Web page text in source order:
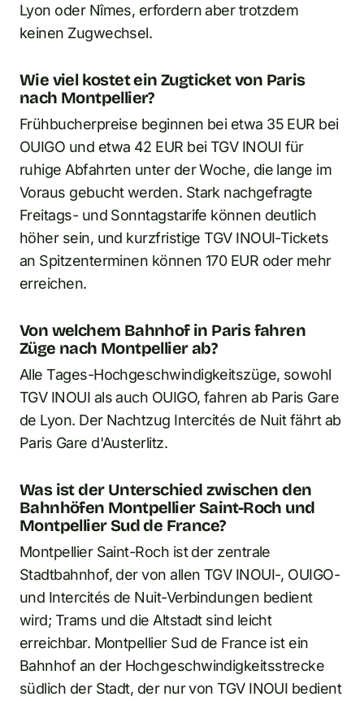
Lyon oder Nîmes, erfordern aber trotzdem
keinen Zugwechsel.
Wie viel kostet ein Zugticket von Paris
nach Montpellier?
Frühbucherpreise beginnen bei etwa 35 EUR bei
OUIGO und etwa 42 EUR bei TGV INOUI für
ruhige Abfahrten unter der Woche, die lange im
Voraus gebucht werden. Stark nachgefragte
Freitags- und Sonntagstarife können deutlich
höher sein, und kurzfristige TGV INOUI-Tickets
an Spitzenterminen können 170 EUR oder mehr
erreichen.
Von welchem Bahnhof in Paris fahren
Züge nach Montpellier ab?
Alle Tages-Hochgeschwindigkeitszüge, sowohl
TGV INOUI als auch OUIGO, fahren ab Paris Gare
de Lyon. Der Nachtzug Intercités de Nuit fährt ab
Paris Gare d'Austerlitz.
Was ist der Unterschied zwischen den
Bahnhöfen Montpellier Saint-Roch und
Montpellier Sud de France?
Montpellier Saint-Roch ist der zentrale
Stadtbahnhof, der von allen TGV INOUI-, OUIGO-
und Intercités de Nuit-Verbindungen bedient
wird; Trams und die Altstadt sind leicht
erreichbar. Montpellier Sud de France ist ein
Bahnhof an der Hochgeschwindigkeitsstrecke
südlich der Stadt, der nur von TGV INOUI bedient